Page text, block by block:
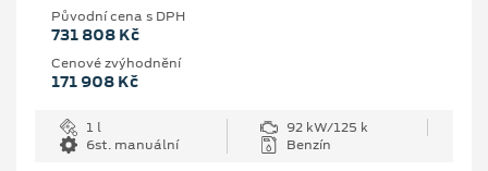
Původní cena s DPH
731 808 Kč
Cenové zvýhodnění
171 908 Kč
1 l
92 kW/125 k
6st. manuální
Benzín